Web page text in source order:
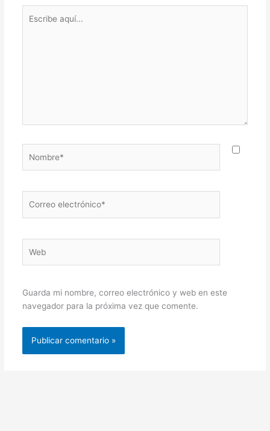
aquí...
electrónico*
Guarda mi nombre, correo electrónico y web en este
navegador para la próxima vez que comente.